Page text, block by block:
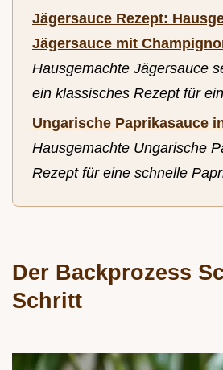
Jägersauce Rezept:
Jägersauce mit
Hausgemachte Jägersauce
ein klassisches Rezept für
Ungarische Paprikasauce
Hausgemachte Ungarische
Rezept für eine schnelle
Der Backprozess
Schritt